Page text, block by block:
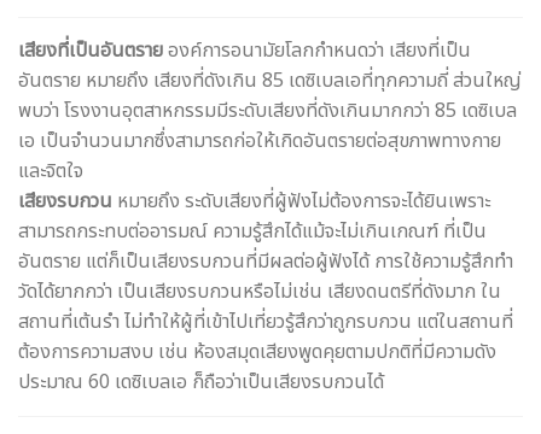
เสียงที่เป็นอันตรายองค์การอนามัยโลกกำหนดว่า เสียงที่เป็น
อันตราย หมายถึง เสียงที่ดังเกิน 85 เดซิเบลเอที่ทุกความถี่ ส่วนใหญ่
พบว่า โรงงานอุตสาหกรรมมีระดับเสียงที่ดังเกินมากกว่า 85 เดซิเบล
เอ เป็นจำนวนมากซึ่งสามารถก่อให้เกิดอันตรายต่อสุขภาพทางกาย
และจิตใจ
เสียงรบกวน หมายถึง ระดับเสียงที่ผู้ฟังไม่ต้องการจะได้ยินเพราะ
สามารถกระทบต่ออารมณ์ ความรู้สึกได้แม้จะไม่เกินเกณฑ์ ที่เป็น
อันตราย แต่ก็เป็นเสียงรบกวนที่มีผลต่อผู้ฟังได้ การใช้ความรู้สึกทำ
วัดได้ยากกว่า เป็นเสียงรบกวนหรือไม่เช่น เสียงดนตรีที่ดังมาก ใน
สถานที่เต้นรำ ไม่ทำให้ผู้ที่เข้าไปเที่ยวรู้สึกว่าถูกรบกวน แต่ในสถานที่
ต้องการความสงบ เช่น ห้องสมุดเสียงพูดคุยตามปกติที่มีความดัง
ประมาณ 60 เดซิเบลเอ ก็ถือว่าเป็นเสียงรบกวนได้